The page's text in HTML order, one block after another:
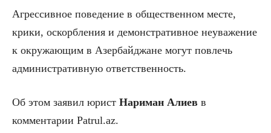
Агрессивное поведение в общественном месте,
крики, оскорбления и демонстративное неуважение
к окружающим в Азербайджане могут повлечь
административную ответственность.
Об этом заявил юрист Нариман Алиев в
комментарии Patrul.az.